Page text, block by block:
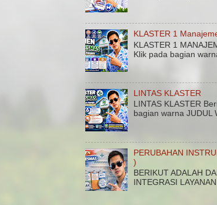
KLASTER 1
KLASTER 1
Klik pada bagian
LINTAS KLASTER
LINTAS KLASTER
bagian warna
PERUBAHAN
)
BERIKUT ADALAH
INTEGRASI